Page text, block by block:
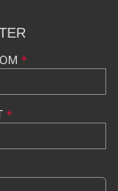
*
*